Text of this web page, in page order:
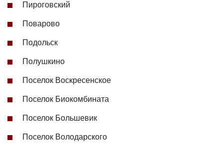
Пироговский
Поварово
Подольск
Полушкино
Поселок Воскресенское
Поселок Биокомбината
Поселок Большевик
Поселок Володарского